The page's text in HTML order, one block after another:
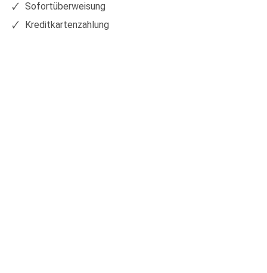
Sofortüberweisung
Kreditkartenzahlung